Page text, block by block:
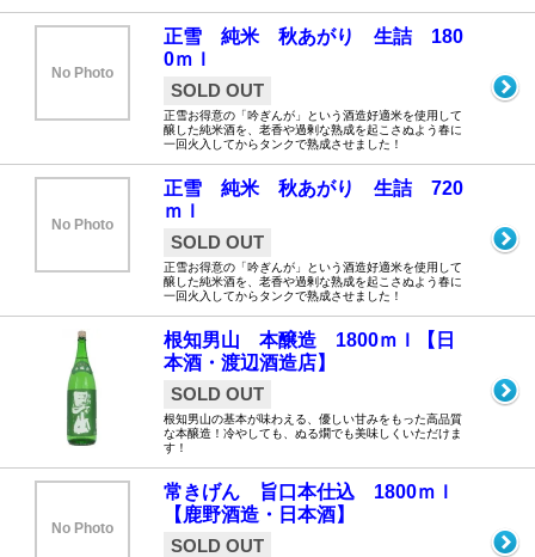
No Photo
正雪 純米 秋あがり 生詰 180
0ｍｌ
SOLD OUT
正雪お得意の「吟ぎんが」という酒造好適米を使用して
醸した純米酒を、老香や過剰な熟成を起こさぬよう春に
一回火入してからタンクで熟成させました！
No Photo
正雪 純米 秋あがり 生詰 720
ｍｌ
SOLD OUT
正雪お得意の「吟ぎんが」という酒造好適米を使用して
醸した純米酒を、老香や過剰な熟成を起こさぬよう春に
一回火入してからタンクで熟成させました！
根知男山 本醸造 1800ｍｌ【日
本酒・渡辺酒造店】
SOLD OUT
根知男山の基本が味わえる、優しい甘みをもった高品質
な本醸造！冷やしても、ぬる燗でも美味しくいただけま
す！
No Photo
常きげん 旨口本仕込 1800ｍｌ
【鹿野酒造・日本酒】
SOLD OUT